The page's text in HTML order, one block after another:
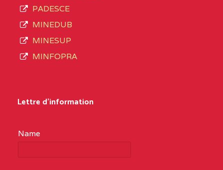
PADESCE
MINEDUB
MINESUP
MINFOPRA
Lettre d'information
Name